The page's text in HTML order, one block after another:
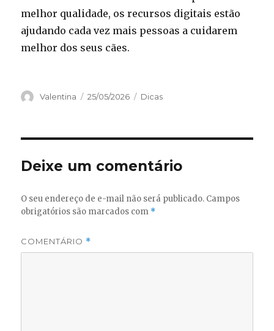
melhor qualidade, os recursos digitais estão
ajudando cada vez mais pessoas a cuidarem
melhor dos seus cães.
Autor
Valentina
Publicado
25/05/2026 Categorias
Dicas
Deixe um comentário
O seu endereço de e-mail não será publicado. Campos
obrigatórios são marcados com *
COMENTÁRIO *